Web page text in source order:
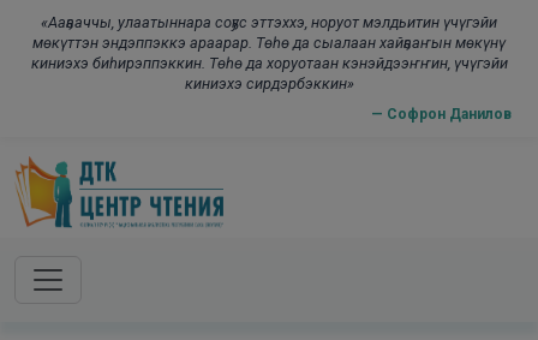
«Ааҕааччы, улаатыннара соҕус эттэххэ, норуот мэлдьитин үчүгэйи
мөкүттэн эндэппэккэ араарар. Төһө да сыалаан хайҕааҥын мөкүнү
киниэхэ биһирэппэккин. Төһө да хоруотаан кэнэйдээҥҥин, үчүгэйи
киниэхэ сирдэрбэккин»
— Софрон Данилов
Skip to main content